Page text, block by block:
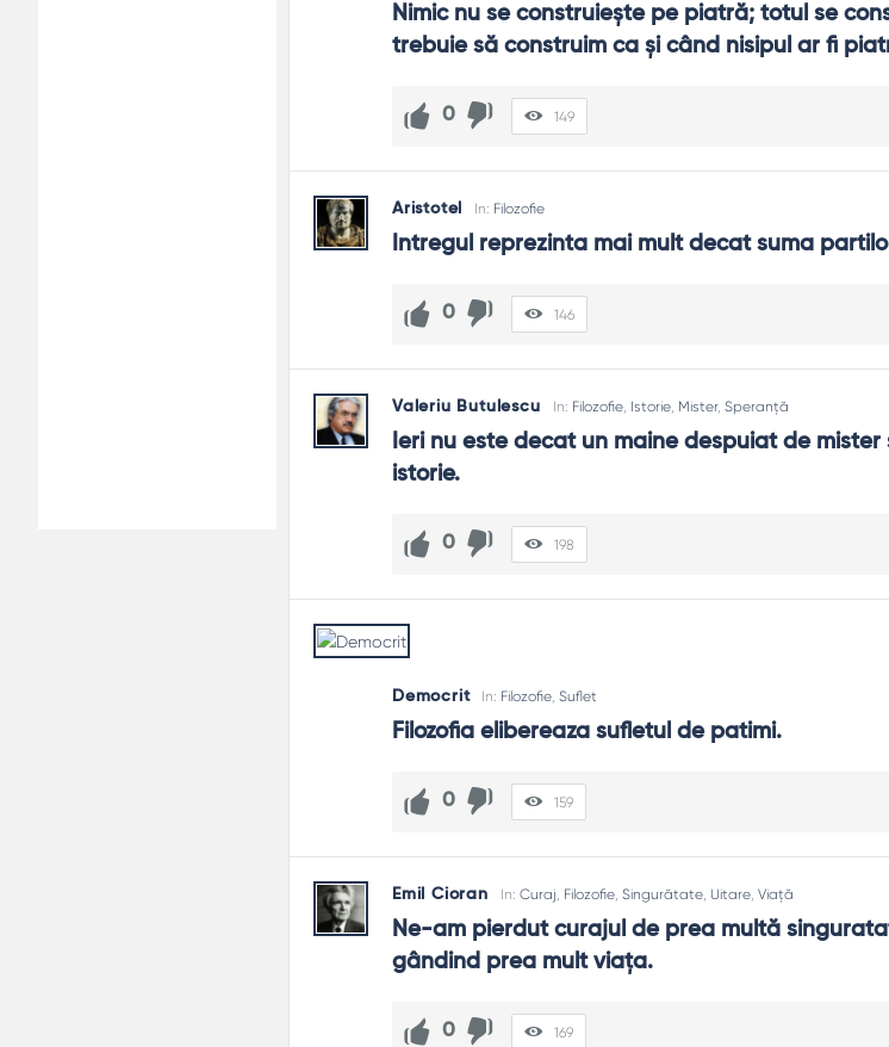
Nimic nu se construiește pe piatră; totul se
trebuie să construim ca și când nisipul ar fi
0 149
Aristotel In: Filozofie
Intregul reprezinta mai mult decat suma
0 146
Valeriu Butulescu In: Filozofie, Istorie, Mister, Speranță
Ieri nu este decat un maine despuiat de
istorie.
0 198
Democrit In: Filozofie ,Suflet
Filozofia elibereaza sufletul de patimi.
0 159
Emil Cioran In: Curaj Filozofie, Singurătate, Uitare, Viață
Ne-am pierdut curajul de prea multă
gândind prea mult viața.
0 169